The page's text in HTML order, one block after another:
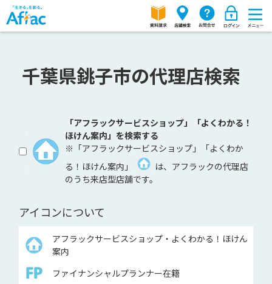
千葉県銚子市の代理店検索
「アフラックサービスショップ」「よくわかる！
ほけん案内」を検索する
※「アフラックサービスショップ」「よくわか
る！ほけん案内」
は、アフラックの代理店
のうち来店型店舗です。
アイコンについて
アフラックサービスショップ・よくわかる！ほけん
案内
ファイナンシャルプランナー在籍